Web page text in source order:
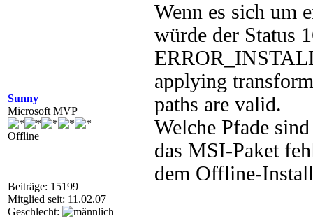
Sunny
Microsoft MVP
Offline
Beiträge: 15199
Mitglied seit: 11.02.07
Geschlecht:
Wenn es sich um
würde der Status
applying
paths are valid.
Welche Pfade
das MSI-Paket
dem Offline-